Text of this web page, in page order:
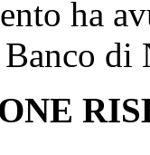
ha
di